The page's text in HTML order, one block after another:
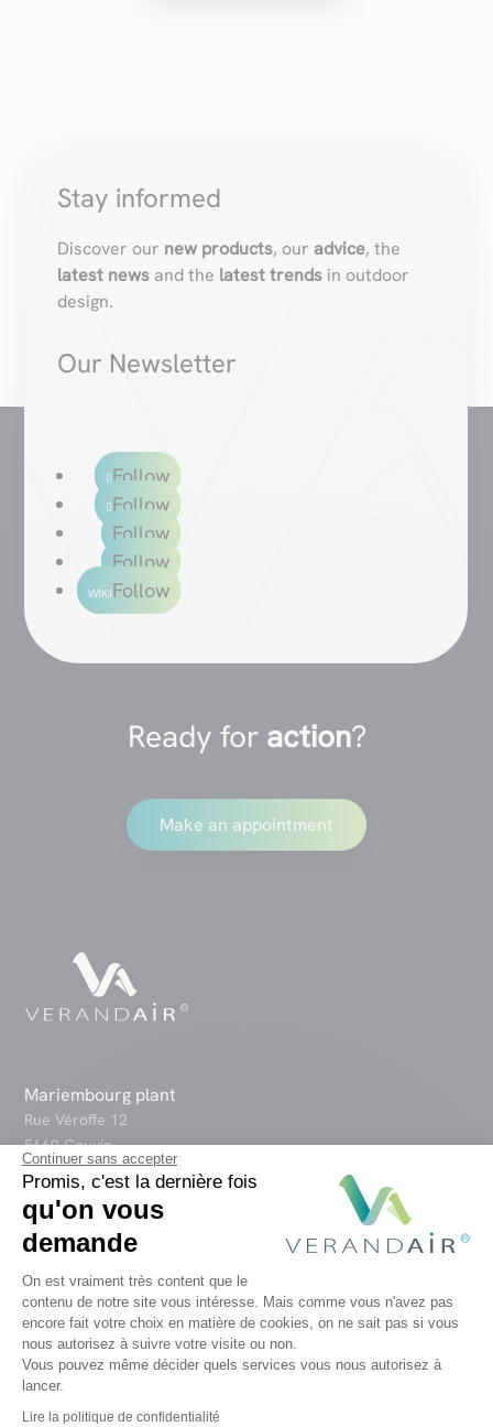
Continuer sans accepter
Promis, c'est la dernière fois
qu'on vous
demande
Plateforme de Gestion du
On est vraiment très content que le
contenu de notre site vous intéresse. Mais comme vous n'avez pas
encore fait votre choix en matière de cookies, on ne sait pas si vous
nous autorisez à suivre votre visite ou non.
Vous pouvez même décider quels services vous nous autorisez à
lancer.
Lire la politique de confidentialité
Axeptio consent
Stay informed
Discover our new products, our advice, the
latest news and the latest trends in outdoor
design.
Our Newsletter
Follow
Follow
Follow
Follow
Follow
Ready for action?
Make an appointment
Mariembourg plant
Rue Véroffe 12
5660 Couvin
Namur Showroom
Route de Saussin 46
Belgium
+32 (0) 81 13 93 39